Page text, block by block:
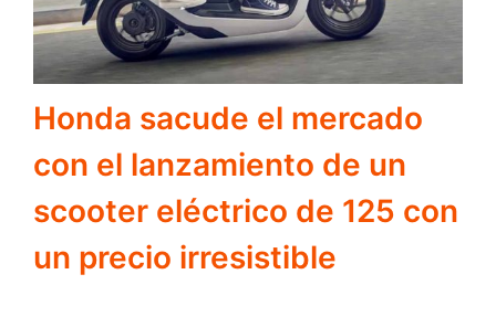
Honda sacude el mercado
con el lanzamiento de un
scooter eléctrico de 125 con
un precio irresistible